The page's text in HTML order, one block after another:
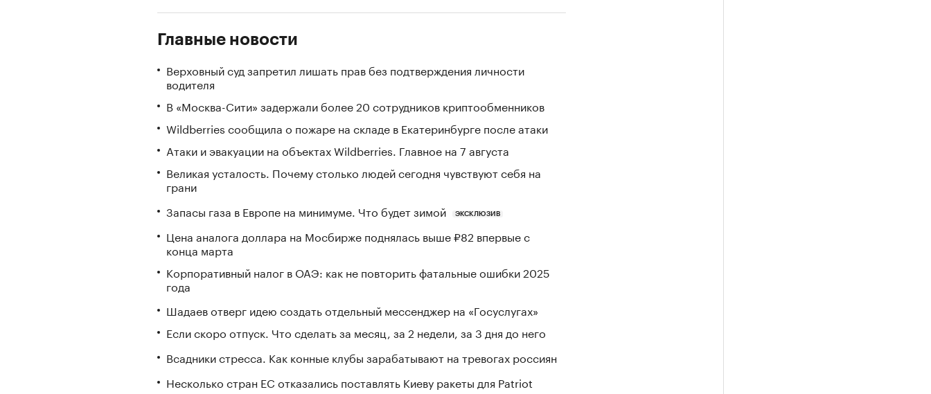
Главные новости
Верховный суд запретил лишать прав без подтверждения личности
водителя
В «Москва-Сити» задержали более 20 сотрудников криптообменников
Wildberries сообщила о пожаре на складе в Екатеринбурге после атаки
Атаки и эвакуации на объектах Wildberries. Главное на 7 августа
Великая усталость. Почему столько людей сегодня чувствуют себя на
грани
Запасы газа в Европе на минимуме. Что будет зимой
ЭКСКЛЮЗИВ
Цена аналога доллара на Мосбирже поднялась выше ₽82 впервые с
конца марта
Корпоративный налог в ОАЭ: как не повторить фатальные ошибки 2025
года
Шадаев отверг идею создать отдельный мессенджер на «Госуслугах»
Если скоро отпуск. Что сделать за месяц, за 2 недели, за 3 дня до него
Всадники стресса. Как конные клубы зарабатывают на тревогах россиян
Несколько стран ЕС отказались поставлять Киеву ракеты для Patriot